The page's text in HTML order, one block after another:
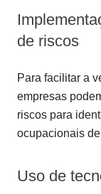
de riscos
Para facilitar a
empresas
riscos para
ocupacionais
Uso de